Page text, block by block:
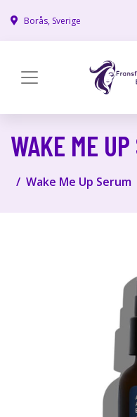
Borås, Sverige
WAKE ME UP
Wake Me Up Serum